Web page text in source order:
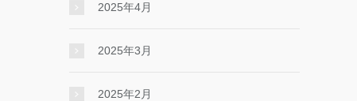
2025年4月
2025年3月
2025年2月